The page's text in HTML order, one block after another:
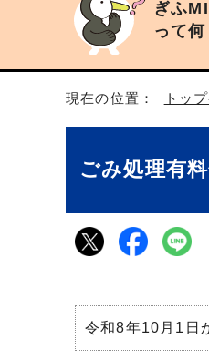
ぎふ
って何
現在の位置： トッ
ごみ処理有
令和8年10月1日